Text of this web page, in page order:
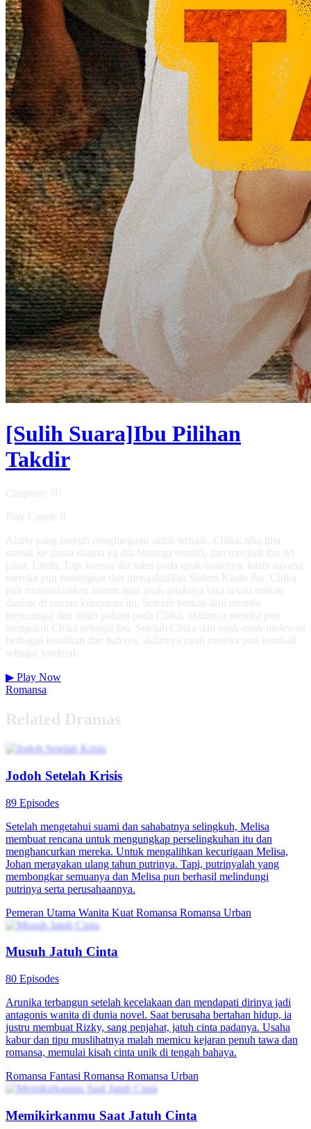
[Sulih Suara]Ibu Pilihan
Takdir
Chapters: 70
Play Count: 0
Aktris yang meraih penghargaan aktris terbaik, Chika, tiba-tiba
masuk ke dunia drama yg dia bintangi sendiri, dan menjadi ibu tiri
jahat, Linda. Tapi karena dia tulus pada anak-anaknya, kasih sayang
mereka pun meningkat dan mengaktifkan Sistem Kasih Ibu. Chika
pun memanfaatkan sistem agar anak-anaknya bisa selalu makan
daging di zaman kelaparan itu. Setelah berkali-kali mereka
mencurigai dan salah paham pada Chika, akhirnya mereka pun
mengakui Chika sebagai ibu. Setelah Chika dan anak-anak melewati
berbagai kesulitan dan bahaya, akhirnya ayah mereka pun kembali
sebagai jenderal.
▶ Play Now
Romansa
Related Dramas
Jodoh Setelah Krisis
89 Episodes
Setelah mengetahui suami dan sahabatnya selingkuh, Melisa
membuat rencana untuk mengungkap perselingkuhan itu dan
menghancurkan mereka. Untuk mengalihkan kecurigaan Melisa,
Johan merayakan ulang tahun putrinya. Tapi, putrinyalah yang
membongkar semuanya dan Melisa pun berhasil melindungi
putrinya serta perusahaannya.
Pemeran Utama Wanita Kuat Romansa Romansa Urban
Musuh Jatuh Cinta
80 Episodes
Arunika terbangun setelah kecelakaan dan mendapati dirinya jadi
antagonis wanita di dunia novel. Saat berusaha bertahan hidup, ia
justru membuat Rizky, sang penjahat, jatuh cinta padanya. Usaha
kabur dan tipu muslihatnya malah memicu kejaran penuh tawa dan
romansa, memulai kisah cinta unik di tengah bahaya.
Romansa Fantasi Romansa Romansa Urban
Memikirkanmu Saat Jatuh Cinta